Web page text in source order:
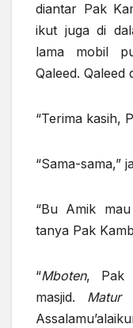
diantar Pak
ikut juga di
lama mobil
Qaleed.
“Terima kasih,
“Sama-sama,”
“Bu Amik
tanya Pak
“Mboten, Pak
masjid. Matur